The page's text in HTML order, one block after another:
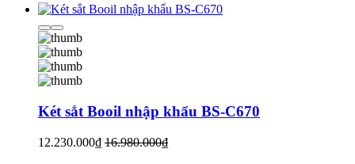
Két sắt Booil nhập khẩu BS-C670
12.230.000₫ 16.980.000₫